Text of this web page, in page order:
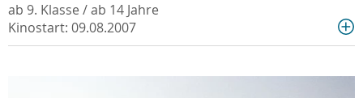
ab 9. Klasse / ab 14 Jahre
Kinostart: 09.08.2007